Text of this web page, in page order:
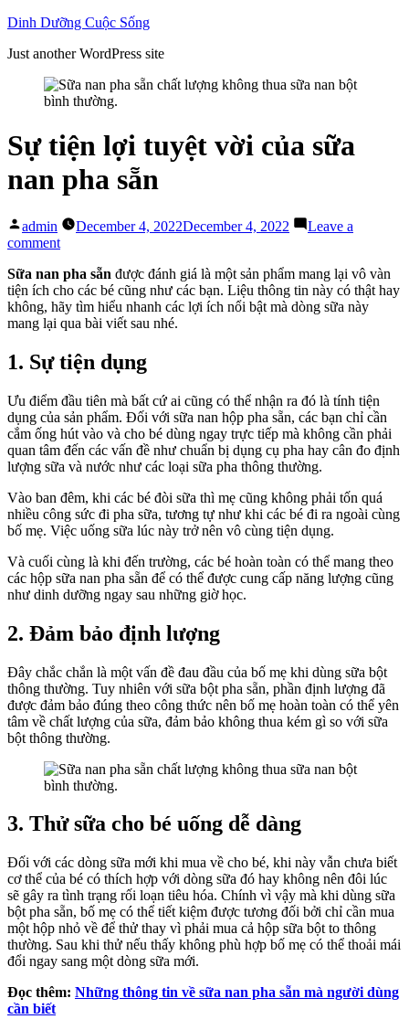
Skip
content
Dinh Dưỡng Cuộc Sống
Just another WordPress site
Sự tiện lợi tuyệt vời của sữa
nan pha sẵn
Posted
by
admin December 4, 2022December 4, 2022
Leave a
commenton
tiện
lợi
tuyệt
vời
sữa
nan
sẵn
Sữa nan pha sẵn được đánh giá là một sản phẩm mang lại vô vàn
tiện ích cho các bé cũng như các bạn. Liệu thông tin này có thật hay
không, hãy tìm hiểu nhanh các lợi ích nổi bật mà dòng sữa này
mang lại qua bài viết sau nhé.
1. Sự tiện dụng
Ưu điểm đầu tiên mà bất cứ ai cũng có thể nhận ra đó là tính tiện
dụng của sản phẩm. Đối với sữa nan hộp pha sẵn, các bạn chỉ cần
cắm ống hút vào và cho bé dùng ngay trực tiếp mà không cần phải
quan tâm đến các vấn đề như chuẩn bị dụng cụ pha hay cân đo định
lượng sữa và nước như các loại sữa pha thông thường.
Vào ban đêm, khi các bé đòi sữa thì mẹ cũng không phải tốn quá
nhiều công sức đi pha sữa, tương tự như khi các bé đi ra ngoài cùng
bố mẹ. Việc uống sữa lúc này trở nên vô cùng tiện dụng.
Và cuối cùng là khi đến trường, các bé hoàn toàn có thể mang theo
các hộp sữa nan pha sẵn để có thể được cung cấp năng lượng cũng
như dinh dưỡng ngay sau những giờ học.
2. Đảm bảo định lượng
Đây chắc chắn là một vấn đề đau đầu của bố mẹ khi dùng sữa bột
thông thường. Tuy nhiên với sữa bột pha sẵn, phần định lượng đã
được đảm bảo đúng theo công thức nên bố mẹ hoàn toàn có thể yên
tâm về chất lượng của sữa, đảm bảo không thua kém gì so với sữa
bột thông thường.
3. Thử sữa cho bé uống dễ dàng
Đối với các dòng sữa mới khi mua về cho bé, khi này vẫn chưa biết
cơ thể của bé có thích hợp với dòng sữa đó hay không nên đôi lúc
sẽ gây ra tình trạng rối loạn tiêu hóa. Chính vì vậy mà khi dùng sữa
bột pha sẵn, bố mẹ có thể tiết kiệm được tương đối bởi chỉ cần mua
một hộp nhỏ về để thử thay vì phải mua cả hộp sữa bột to thông
thường. Sau khi thử nếu thấy không phù hợp bố mẹ có thể thoải mái
đổi ngay sang một dòng sữa mới.
Đọc thêm: Những thông tin về sữa nan pha sẵn mà người dùng
cần biết